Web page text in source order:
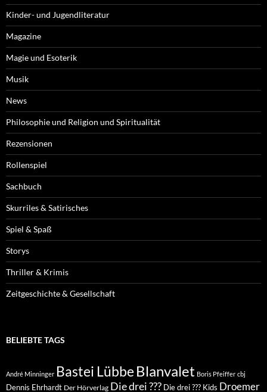
Kinder- und Jugendliteratur
Magazine
Magie und Esoterik
Musik
News
Philosophie und Religion und Spiritualität
Rezensionen
Rollenspiel
Sachbuch
Skurriles & Satirisches
Spiel & Spaß
Storys
Thriller & Krimis
Zeitgeschichte & Gesellschaft
BELIEBTE TAGS
André Minninger Bastei Lübbe Blanvalet Boris Pfeiffer cbj
Dennis Ehrhardt Der Hörverlag Die drei ??? Die drei ??? Kids Droemer